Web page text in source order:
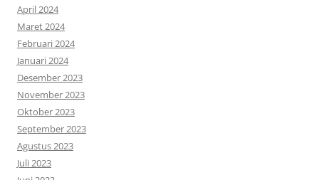
April 2024
Maret 2024
Februari 2024
Januari 2024
Desember 2023
November 2023
Oktober 2023
September 2023
Agustus 2023
Juli 2023